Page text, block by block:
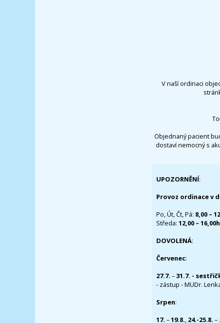
V naší ordinaci
Objednaný pacient
dostaví nemocný s
UPOZORNĚNÍ:
Provoz ordinace v
Po, Út, Čt, Pá: 8,00 –
Středa: 12,00 –
DOVOLENÁ:
Červenec:
27.7. –31.7. -
- zástup - MUDr.
Srpen:
17. –19.8., 24.-25.8. –